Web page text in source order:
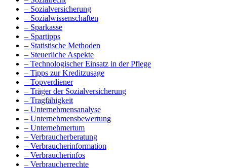
– Sozialversicherung
– Sozialwissenschaften
– Sparkasse
– Spartipps
– Statistische Methoden
– Steuerliche Aspekte
– Technologischer Einsatz in der Pflege
– Tipps zur Kreditzusage
– Topverdiener
– Träger der Sozialversicherung
– Tragfähigkeit
– Unternehmensanalyse
– Unternehmensbewertung
– Unternehmertum
– Verbraucherberatung
– Verbraucherinformation
– Verbraucherinfos
– Verbraucherrechte